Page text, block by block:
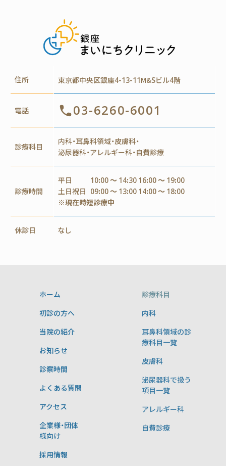
住所 東京都中央区銀座4-13-11M&Sビル4階
電話 03-6260-6001
診療科目
内科・耳鼻科領域・皮膚科・
泌尿器科・アレルギー科・自費診療
診療時間
平日
10:00 ～ 14:30 16:00 ～ 19:00
土日祝日 09:00 ～ 13:00 14:00 ～ 18:00
※現在時短診療中
休診日 なし
ホーム
初診の方へ
当院の紹介
お知らせ
診察時間
よくある質問
アクセス
企業様・団体
様向け
採用情報
診療科目
内科
耳鼻科領域の診
療科目一覧
皮膚科
泌尿器科で扱う
項目一覧
アレルギー科
自費診療